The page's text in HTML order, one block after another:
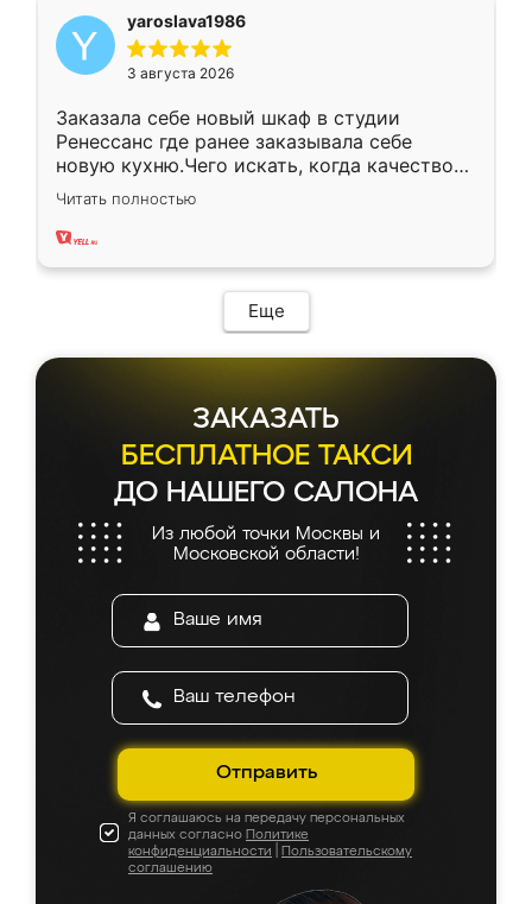
yaroslava1986
3 августа 2026
Заказала себе новый шкаф в студии
Ренессанс где ранее заказывала себе
новую кухню.Чего искать, когда качеством
вполне довольна. Служит кухня уже почти
два года, нареканий нет.
Читать полностью
Еще
ЗАКАЗАТЬ
БЕСПЛАТНОЕ ТАКСИ
ДО НАШЕГО САЛОНА
Из любой точки Москвы и
Московской области!
Отправить
Я соглашаюсь на передачу персональных
данных согласно Политике
конфиденциальности
Пользовательскому
соглашению